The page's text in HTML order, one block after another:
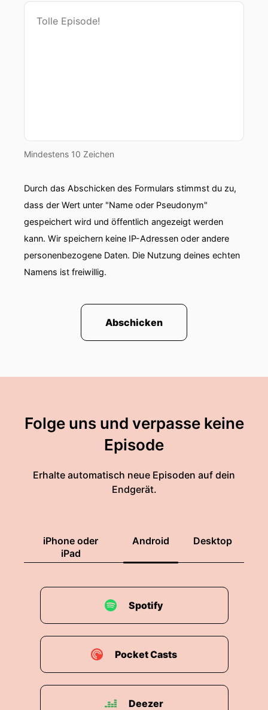
Mindestens 10 Zeichen
Durch das Abschicken des Formulars stimmst du zu,
dass der Wert unter "Name oder Pseudonym"
gespeichert wird und öffentlich angezeigt werden
kann. Wir speichern keine IP-Adressen oder andere
personenbezogene Daten. Die Nutzung deines echten
Namens ist freiwillig.
Abschicken
Folge uns und verpasse keine
Episode
Erhalte automatisch neue Episoden auf dein
Endgerät.
iPhone oder
iPad
Android Desktop
Spotify
Pocket Casts
Deezer